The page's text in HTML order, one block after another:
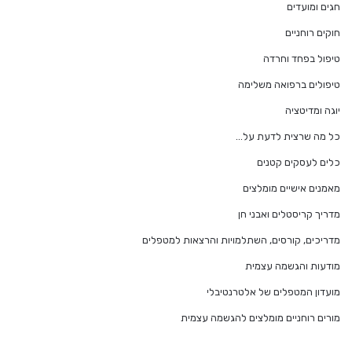
חגים ומועדים
חוקים רוחניים
טיפול בפחד וחרדה
טיפולים ברפואה משלימה
יוגה ומדיטציה
כל מה שרצית לדעת על…
כלים לעסקים קטנים
מאמנים אישיים מומלצים
מדריך קריסטלים ואבני חן
מדריכים, קורסים, השתלמויות והרצאות למטפלים
מודעות והגשמה עצמית
מועדון המטפלים של אלטרנטיבלי
מורים רוחניים מומלצים להגשמה עצמית